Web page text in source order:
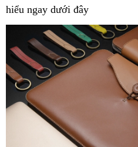
hiểu ngay dưới đây